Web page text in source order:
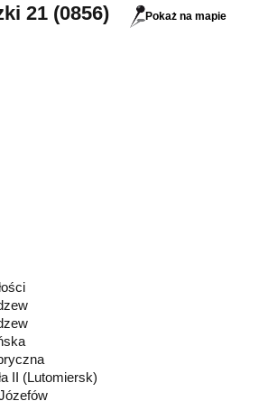
21 (0856) Pokaż na mapie
II (Lutomiersk)